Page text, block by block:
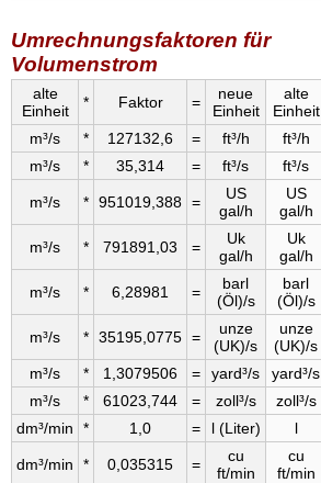
Umrechnungsfaktoren für
Volumenstrom
alte
Einheit
* Faktor =
neue
Einheit
alte
Einheit
m³/s
* 127132,6 = ft³/h ft³/h
m³/s
* 35,314 = ft³/s ft³/s
m³/s * 951019,388 =
US
gal/h
US
gal/h
m³/s * 791891,03 =
Uk
gal/h
Uk
gal/h
m³/s * 6,28981 =
barl
(Öl)/s
barl
(Öl)/s
m³/s * 35195,0775 =
unze
(UK)/s
unze
(UK)/s
m³/s * 1,3079506 = yard³/s yard³/s
m³/s
* 61023,744 = zoll³/s zoll³/s
dm³/min
* 1,0 = l (Liter) l
dm³/min * 0,035315 =
cu
ft/min
cu
ft/min